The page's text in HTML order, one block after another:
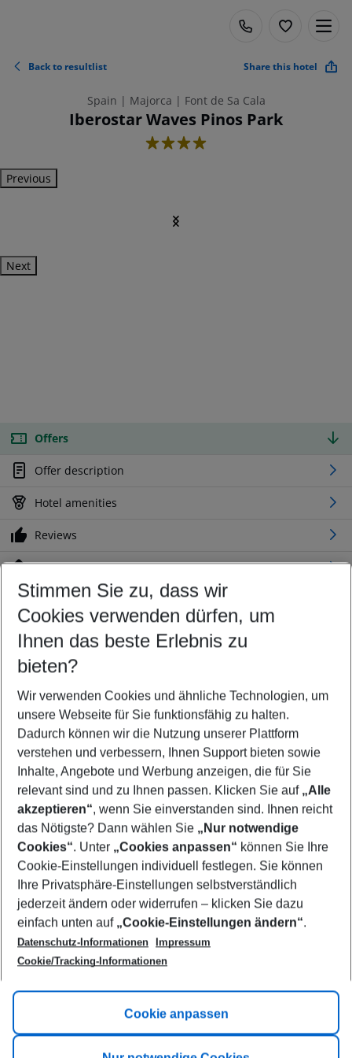
Back to resultlist Share this hotel
Spain | Majorca | Font de Sa Cala
Iberostar Waves Pinos Park
4
Previous
Next
Offers
Offer description
Hotel amenities
Reviews
Location
Customize your offer
Find the perfect deal which suits your best
Your departure airport
Any airport
Select your date range
12/08/26–10/08/27 5-8 nights
Who will travel
2 adults No children
Show more filter
Footer
Footer navigation
Title A
Link A
Stimmen Sie zu, dass wir
Cookies verwenden dürfen, um
Ihnen das beste Erlebnis zu
bieten?
Wir verwenden Cookies und ähnliche Technologien, um
unsere Webseite für Sie funktionsfähig zu halten.
Dadurch können wir die Nutzung unserer Plattform
verstehen und verbessern, Ihnen Support bieten sowie
Inhalte, Angebote und Werbung anzeigen, die für Sie
relevant sind und zu Ihnen passen. Klicken Sie auf „Alle
akzeptieren“, wenn Sie einverstanden sind. Ihnen reicht
das Nötigste? Dann wählen Sie „Nur notwendige
Cookies“. Unter „Cookies anpassen“ können Sie Ihre
Cookie-Einstellungen individuell festlegen. Sie können
Ihre Privatsphäre-Einstellungen selbstverständlich
jederzeit ändern oder widerrufen – klicken Sie dazu
einfach unten auf „Cookie-Einstellungen ändern“.
Datenschutz-Informationen
Impressum
Cookie/Tracking-Informationen
Cookie anpassen